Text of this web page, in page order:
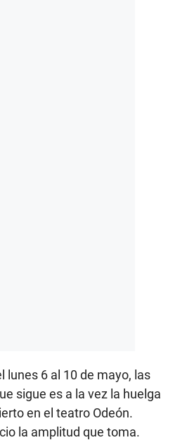
lunes 6 al 10 de mayo, las
sigue es a la vez la huelga
en el teatro Odeón.
la amplitud que toma.